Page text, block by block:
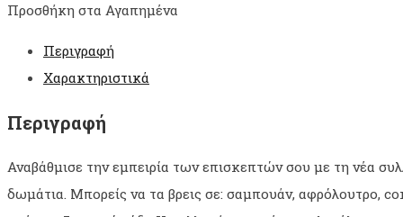
Προσθήκη στα Αγαπημένα
Περιγραφή
Χαρακτηριστικά
Περιγραφή
Αναβάθμισε την εμπειρία των επισκεπτών σου με τη νέα
δωμάτια. Μπορείς να τα βρεις σε: σαμπουάν, αφρόλουτρο,